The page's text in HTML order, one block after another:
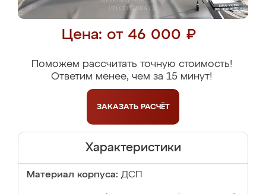
Цена: от 46 000 ₽
Поможем рассчитать точную стоимость!
Ответим менее, чем за 15 минут!
ЗАКАЗАТЬ РАСЧЁТ
Характеристики
Материал корпуса: ДСП